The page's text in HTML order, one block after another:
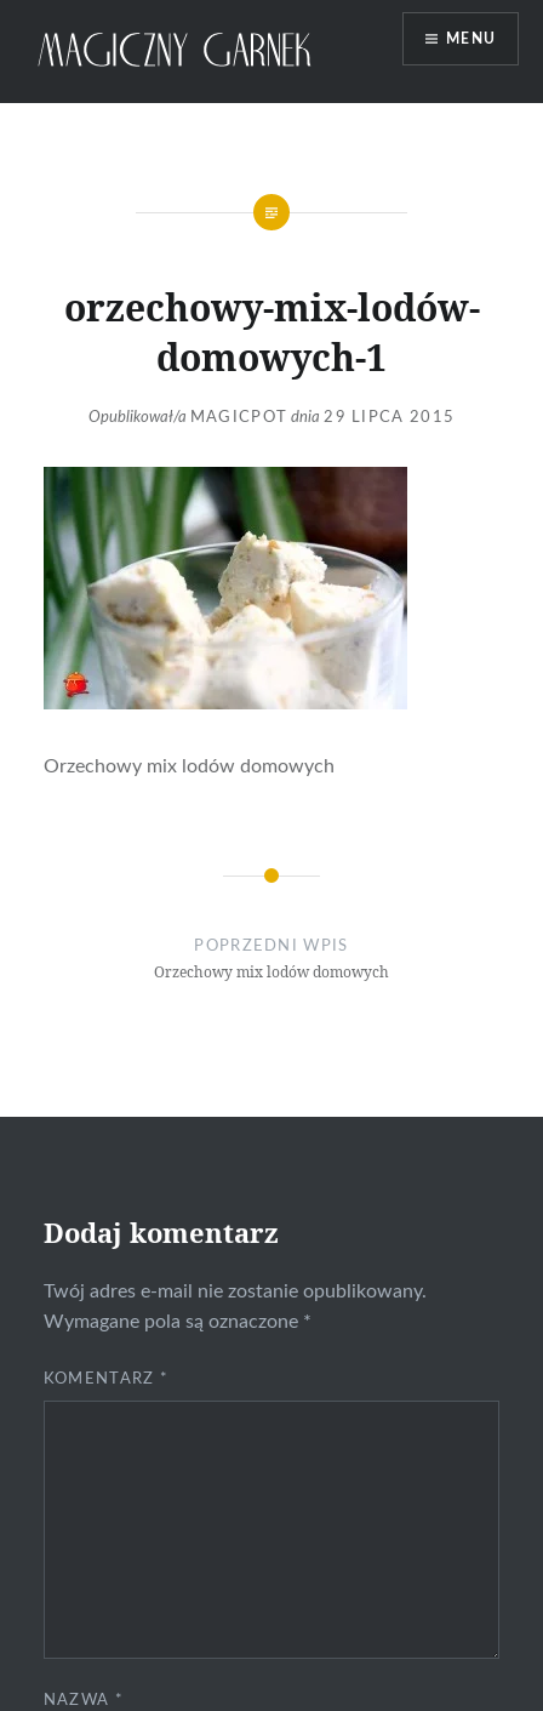
Magiczny Garnek
MENU
orzechowy-mix-lodów-
domowych-1
Opublikował/a MAGICPOT dnia 29 LIPCA 2015
Orzechowy mix lodów domowych
POPRZEDNI WPIS
Orzechowy mix lodów domowych
Dodaj komentarz
Twój adres e-mail nie zostanie opublikowany.
Wymagane pola są oznaczone *
KOMENTARZ *
NAZWA *